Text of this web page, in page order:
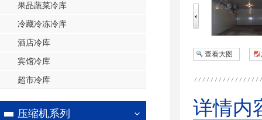
果品蔬菜冷库
冷藏冷冻冷库
酒店冷库
宾馆冷库
超市冷库
压缩机系列
查看大图
详情内